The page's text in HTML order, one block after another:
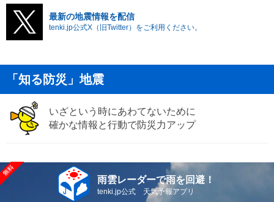
最新の地震情報を配信
tenki.jp公式X（旧Twitter）をご利用ください。
「知る防災」地震
いざという時にあわてないために
確かな情報と行動で防災力アップ
雨雲レーダーで雨を回避！
tenki.jp公式 天気予報アプリ